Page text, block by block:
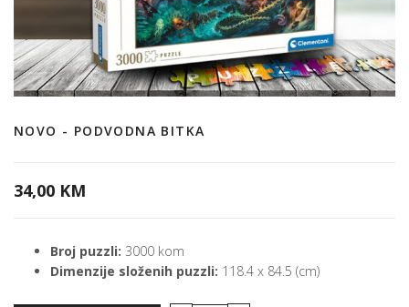
NOVO - PODVODNA BITKA
34,00 KM
Broj puzzli: 3000 kom
Dimenzije složenih puzzli: 118.4 x 84.5 (cm)